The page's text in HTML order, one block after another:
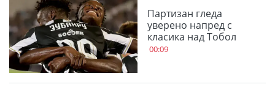
Партизан гледа
уверено напред с
класика над Тобол
00:09